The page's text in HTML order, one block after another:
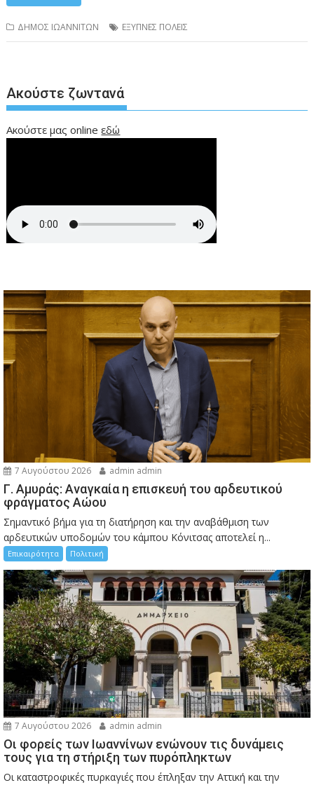
ΔΗΜΟΣ ΙΩΑΝΝΙΤΩΝ ΕΞΥΠΝΕΣ ΠΟΛΕΙΣ
Ακούστε ζωντανά
Ακούστε μας onlineεδώ
7 Αυγούστου 2026 admin admin
Γ. Αμυράς: Αναγκαία η επισκευή του αρδευτικού
φράγματος Αώου
Σημαντικό βήμα για τη διατήρηση και την αναβάθμιση των
αρδευτικών υποδομών του κάμπου Κόνιτσας αποτελεί η...
Επικαιρότητα Πολιτική
7 Αυγούστου 2026 admin admin
Οι φορείς των Ιωαννίνων ενώνουν τις δυνάμεις
τους για τη στήριξη των πυρόπληκτων
Οι καταστροφικές πυρκαγιές που έπληξαν την Αττική και την